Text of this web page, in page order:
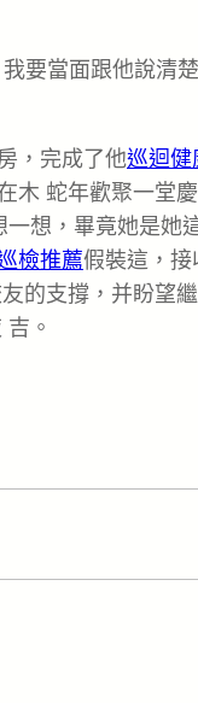
要當面跟他說清楚
，完成了他巡迴健
木 蛇年歡聚一堂
想，畢竟她是她
檢推薦假裝這，接
的支撐，并盼望
。